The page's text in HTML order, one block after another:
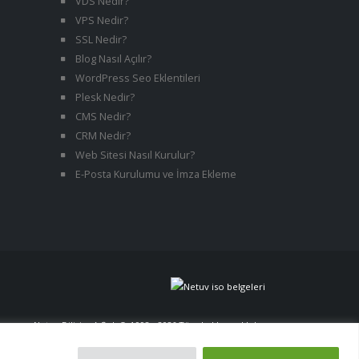
VPS Nedir?
SSL Nedir?
Blog Nasıl Açılır?
WordPress Seo Eklentileri
Plesk Nedir?
CMS Nedir?
CRM Nedir?
Web Sitesi Nasıl Kurulur?
E-Posta Kurulumu ve İmza Ekleme
Netuv Bilişim A.Ş. | © 1998 - 2026 Tüm hakları saklıdır.
versiyon 06062026